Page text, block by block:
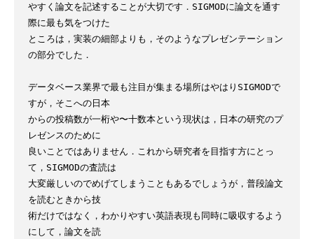
やすく論文を記述することが大切です．SIGMODに論文を通す
際に最も気をつけた
ところは，実装の細部よりも，そのようなプレゼンテーション
の部分でした．
データベース業界で最も注目が集まる場所はやはりSIGMODで
すが，そこへの日本
からの投稿数が一桁や〜十数本という現状は，日本の研究のプ
レゼンスのために
良いことではありません．これから研究者を目指す方にとっ
て，SIGMODの査読は
大変厳しいのでめげてしまうこともあるでしょうが，普段論文
を読むときから技
術だけではなく，わかりやすい英語表現も同時に吸収するよう
にして，論文を読